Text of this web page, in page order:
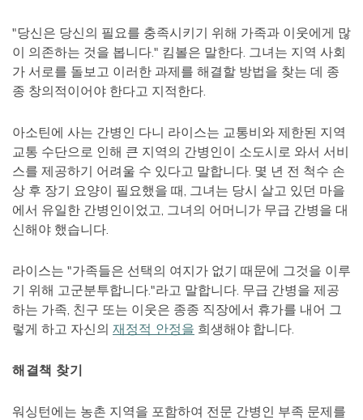
"당신은 당신의 필요를 충족시키기 위해 가족과 이웃에게 많
이 의존하는 것을 봅니다." 킴볼은 말한다. 그녀는 지역 사회
가 서로를 돌보고 이러한 과제를 해결할 방법을 찾는 데 종
종 창의적이어야 한다고 지적한다.
아소틴에 사는 간병인 다니 라이스는 교통비와 제한된 지역
교통 수단으로 인해 큰 지역의 간병인이 소도시로 와서 서비
스를 제공하기 어려울 수 있다고 말합니다. 몇 년 전 척수 손
상 후 장기 요양이 필요했을 때, 그녀는 당시 살고 있던 마을
에서 유일한 간병인이었고, 그녀의 어머니가 무급 간병을 대
신해야 했습니다.
라이스는 "가족들은 선택의 여지가 없기 때문에 그것을 이루
기 위해 고군분투합니다."라고 말합니다. 무급 간병을 제공
하는 가족, 친구 또는 이웃은 종종 직장에서 휴가를 내어 그
렇게 하고 자신의 재정적 안정을 희생해야 합니다.
해결책 찾기
워싱턴에는 농촌 지역을 포함하여 전문 간병인 부족 문제를